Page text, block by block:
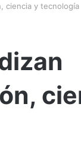
ciencia y tecnología